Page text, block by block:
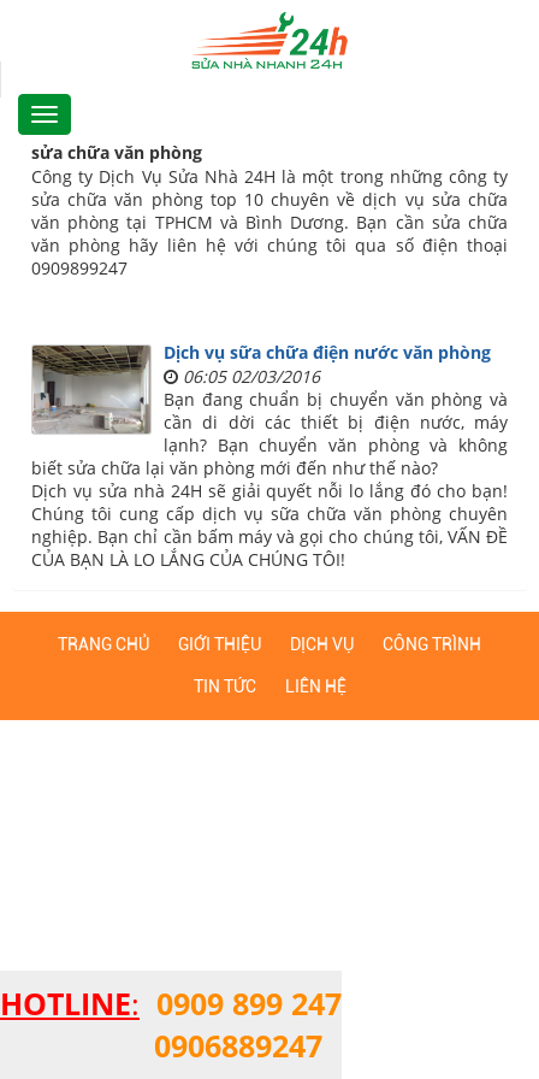
HOTLINE: 0909 899 247
0906889247
sửa chữa văn phòng
Công ty Dịch Vụ Sửa Nhà 24H là một trong những công ty
sửa chữa văn phòng top 10 chuyên về dịch vụ sửa chữa
văn phòng tại TPHCM và Bình Dương. Bạn cần sửa chữa
văn phòng hãy liên hệ với chúng tôi qua số điện thoại
0909899247
Dịch vụ sữa chữa điện nước văn phòng
06:05 02/03/2016
Bạn đang chuẩn bị chuyển văn phòng và
cần di dời các thiết bị điện nước, máy
lạnh? Bạn chuyển văn phòng và không
biết sửa chữa lại văn phòng mới đến như thế nào?
Dịch vụ sửa nhà 24H sẽ giải quyết nỗi lo lắng đó cho bạn!
Chúng tôi cung cấp dịch vụ sữa chữa văn phòng chuyên
nghiệp. Bạn chỉ cần bấm máy và gọi cho chúng tôi, VẤN ĐỀ
CỦA BẠN LÀ LO LẮNG CỦA CHÚNG TÔI!
TRANG CHỦ GIỚI THIỆU DỊCH VỤ CÔNG TRÌNH
TIN TỨC LIÊN HỆ